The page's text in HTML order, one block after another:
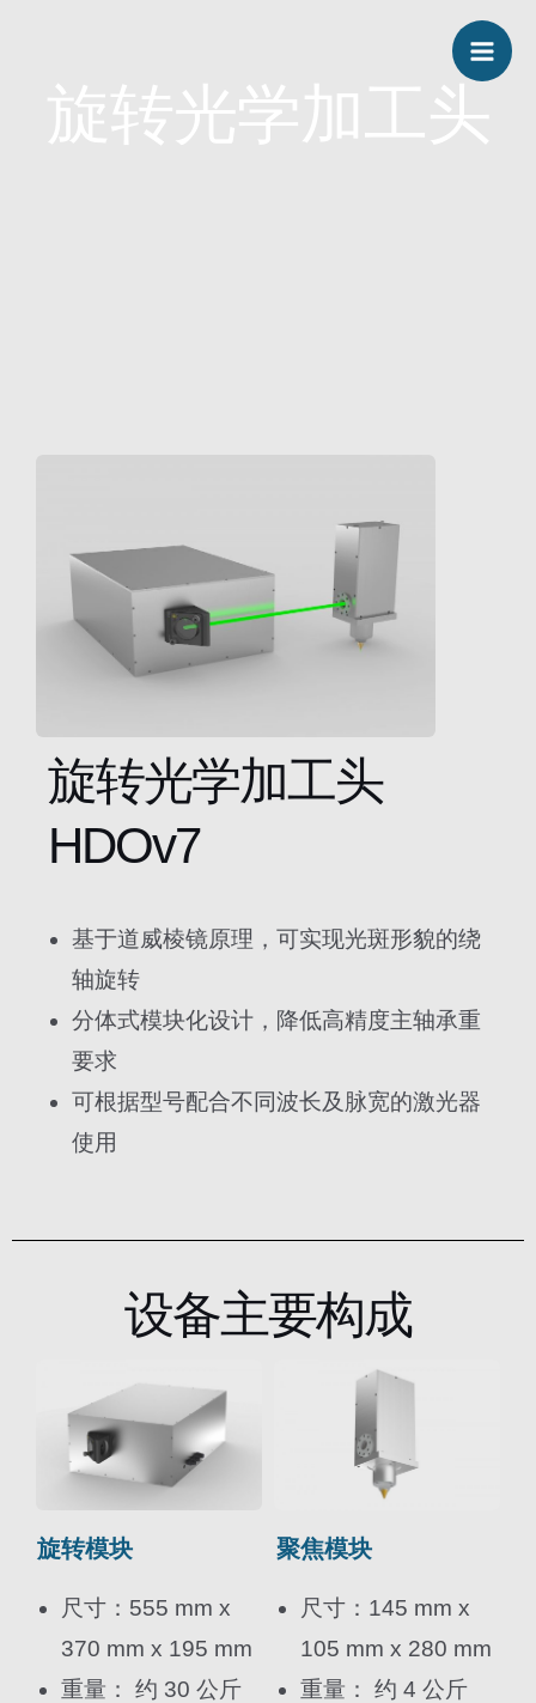
旋转光学加工头
HDOv7
基于道威棱镜原理，可实现光斑形貌的绕
轴旋转
分体式模块化设计，降低高精度主轴承重
要求
可根据型号配合不同波长及脉宽的激光器
使用
设备主要构成
旋转模块
尺寸：555 mm x
370 mm x 195 mm
重量： 约 30 公斤
聚焦模块
尺寸：145 mm x
105 mm x 280 mm
重量： 约 4 公斤